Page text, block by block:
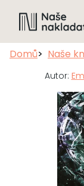
Domů Naše
Autor: